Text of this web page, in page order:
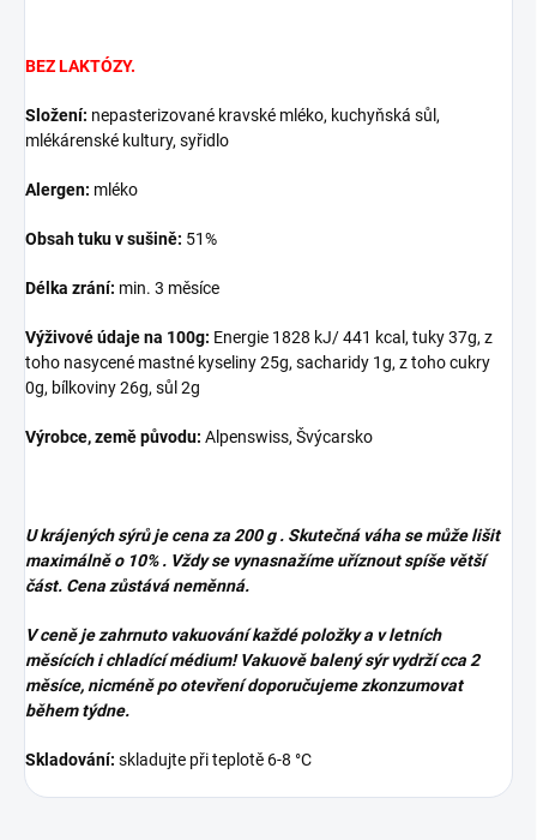
BEZ LAKTÓZY.
Složení: nepasterizované kravské mléko, kuchyňská sůl,
mlékárenské kultury, syřidlo
Alergen: mléko
Obsah tuku v sušině: 51%
Délka zrání: min. 3 měsíce
Výživové údaje na 100g: Energie 1828 kJ/ 441 kcal, tuky 37g, z
toho nasycené mastné kyseliny 25g, sacharidy 1g, z toho cukry
0g, bílkoviny 26g, sůl 2g
Výrobce, země původu: Alpenswiss, Švýcarsko
U krájených sýrů je cena za 200 g . Skutečná váha se může lišit
maximálně o 10% . Vždy se vynasnažíme uříznout spíše větší
část. Cena zůstává neměnná.
V ceně je zahrnuto vakuování každé položky a v letních
měsících i chladící médium! Vakuově balený sýr vydrží cca 2
měsíce, nicméně po otevřenídoporučujeme zkonzumovat
během týdne.
Skladování: skladujte při teplotě 6-8 °C